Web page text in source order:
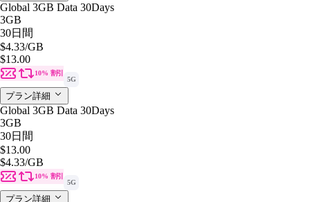
Global 3GB Data 30Days
3GB
30日間
$4.33/GB
$13.00
10% 割引
5G
プラン詳細
Global 3GB Data 30Days
3GB
30日間
$13.00
$4.33/GB
10% 割引
5G
プラン詳細